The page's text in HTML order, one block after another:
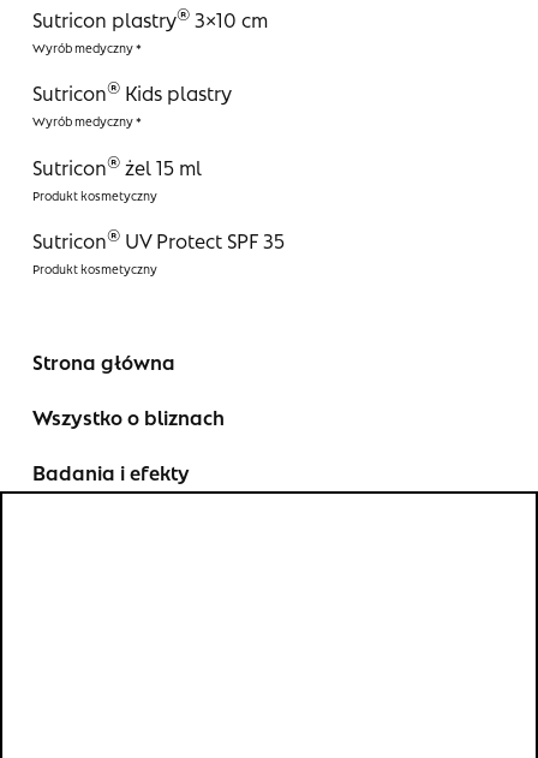
Sutricon plastry®3×10 cm
Sutricon®Kids plastry
Sutricon®żel 15 ml
Sutricon®UV Protect SPF 35
Strona główna
Wszystko o bliznach
Badania i efekty